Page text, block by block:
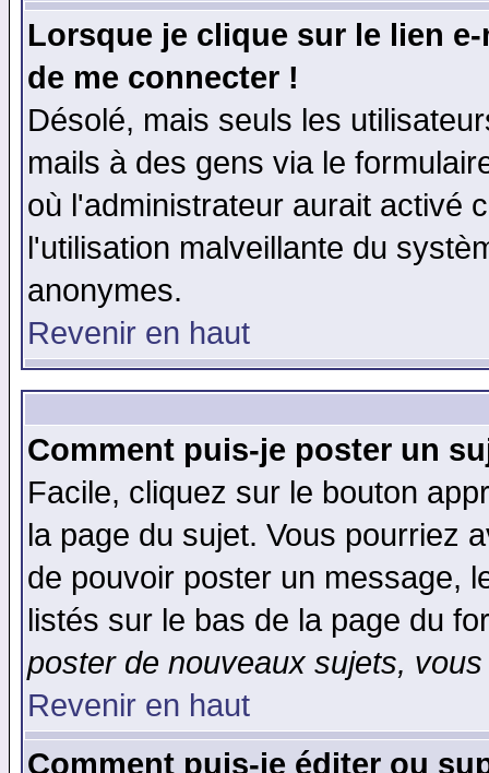
Lorsque je clique sur le lien
de me connecter !
Désolé, mais seuls les
mails à des gens via le
où l'administrateur aurait activé
l'utilisation malveillante du
anonymes.
Revenir en haut
Comment puis-je poster un
Facile, cliquez sur le bouton
la page du sujet. Vous pourriez
de pouvoir poster un message,
listés sur le bas de la page du
poster de nouveaux sujets,
Revenir en haut
Comment puis-je éditer ou